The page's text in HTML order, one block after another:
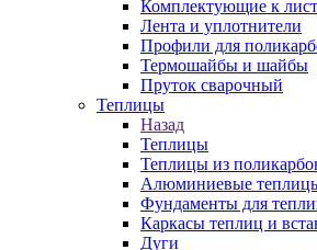
Комплектующие к
Лента и уплотнители
Профили для
Термошайбы и шайбы
Пруток сварочный
Теплицы
Назад
Теплицы
Теплицы из
Алюминиевые
Фундаменты для
Каркасы теплиц и
Дуги